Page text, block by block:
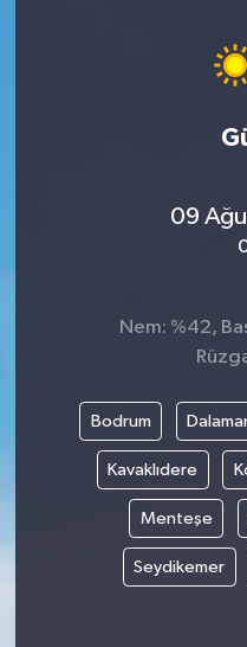
09
Nem: %42,
Bodrum
Kavaklıdere
Menteşe
Seydikemer
Özel Haber
Siyaset
Spor
Teknoloji
Yaşam